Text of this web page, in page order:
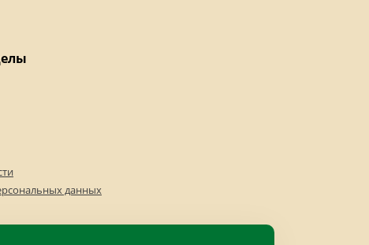
данных